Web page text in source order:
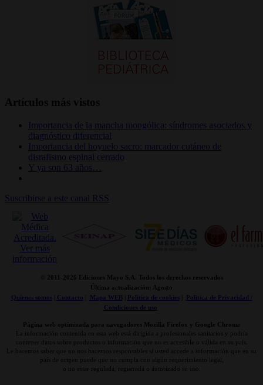
Artículos más vistos
Importancia de la mancha mongólica: síndromes asociados y
diagnóstico diferencial
Importancia del hoyuelo sacro: marcador cutáneo de
disrafismo espinal cerrado
Y ya son 63 años…
Suscribirse a este canal RSS
© 2011- 2026 Ediciones Mayo S.A. Todos los derechos reservados
Última actualización: Agosto
Quienes somos| Contacto Mapa WEB| Politica de cookies|
Politica de Privacidad /
Condiciones de uso
Página web optimizada para navegadores Mozilla Firefox y Google Chrome
La información contenida en esta web está dirigida a profesionales sanitarios y podría
contener datos sobre productos o información que no es accesible o válida en su país.
Le hacemos saber que no nos hacemos responsables si usted accede a información que en su
país de origen puede que no cumpla con algún requerimiento legal,
o no estar regulada, registrada o autorizado su uso.